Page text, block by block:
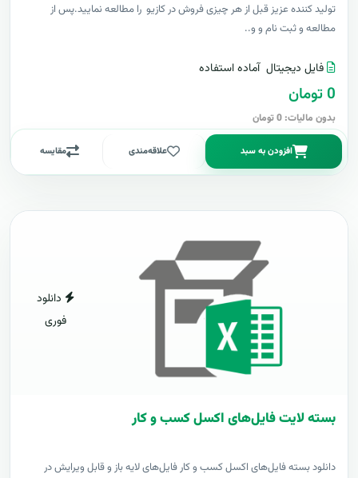
توليد کننده عزيز قبل از هر چیزی فروش در کازیو را مطالعه نمایید.پس از
مطالعه و ثبت نام و و..
فایل دیجیتال آماده استفاده
0 تومان
بدون مالیات: 0 تومان
افزودن به سبد علاقه‌مندی مقایسه
دانلود
فوری
بسته لایت فایل‌های اکسل کسب و کار
دانلود بسته فایل‌های اکسل کسب و کار فایل‌های لایه باز و قابل ویرایش در